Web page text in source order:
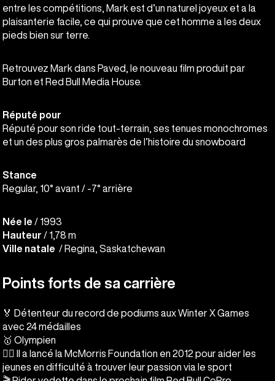
entre les compétitions, Mark est d’un naturel joyeux et a la
plaisanterie facile, ce qui prouve que cet homme a les deux
pieds bien sur terre.
Retrouvez Mark dans Paved, le nouveau film produit par
Burton et Red Bull Media House.
Réputé pour
Réputé pour son ride tout-terrain, ses tenues monochromes
et un des plus gros palmarès de l’histoire du snowboard
Stance
Regular, 10° avant / -7° arrière
Née le / 1993
Hauteur / 1,78 m
Ville natale / Regina, Saskatchewan
Points forts de sa carrière
🏅 Détenteur du record de podiums aux Winter X Games
avec 24 médailles
🥇 Olympien
❤️‍🔥 Il a lancé la McMorris Foundation en 2012 pour aider les
jeunes en difficulté à trouver leur passion via le sport